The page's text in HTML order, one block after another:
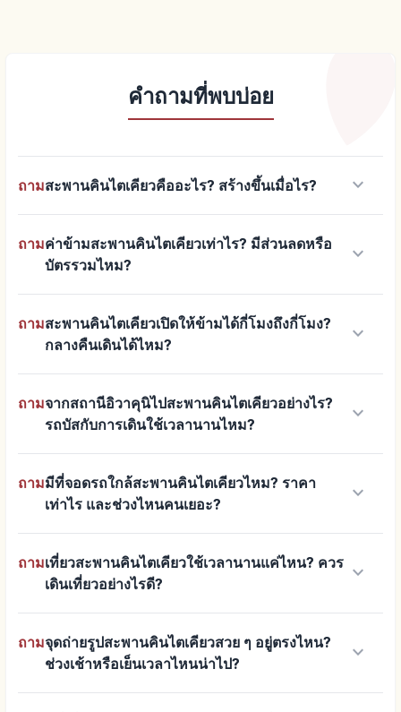
คำถามที่พบบ่อย
ถามสะพานคินไตเคียวคืออะไร? สร้างขึ้นเมื่อไร? keyboard_arrow_down
ถามค่าข้ามสะพานคินไตเคียวเท่าไร? มีส่วนลดหรือ
บัตรรวมไหม?
keyboard_arrow_down
ถามสะพานคินไตเคียวเปิดให้ข้ามได้กี่โมงถึงกี่โมง?
กลางคืนเดินได้ไหม?
keyboard_arrow_down
ถามจากสถานีอิวาคุนิไปสะพานคินไตเคียวอย่างไร?
รถบัสกับการเดินใช้เวลานานไหม?
keyboard_arrow_down
ถามมีที่จอดรถใกล้สะพานคินไตเคียวไหม? ราคา
เท่าไร และช่วงไหนคนเยอะ?
keyboard_arrow_down
ถามเที่ยวสะพานคินไตเคียวใช้เวลานานแค่ไหน? ควร
เดินเที่ยวอย่างไรดี?
keyboard_arrow_down
ถามจุดถ่ายรูปสะพานคินไตเคียวสวย ๆ อยู่ตรงไหน?
ช่วงเช้าหรือเย็นเวลาไหนน่าไป?
keyboard_arrow_down